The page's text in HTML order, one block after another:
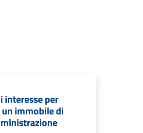
interesse per
immobile di